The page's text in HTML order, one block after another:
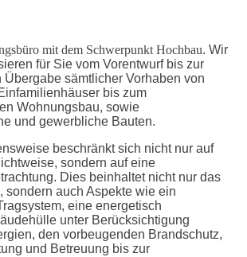
mit dem Schwerpunkt Hochbau. Wir
für Sie vom Vorentwurf bis zur
sämtlicher Vorhaben von
bis zum
Wohnungsbau, sowie
und gewerbliche Bauten.
beschränkt sich nicht nur auf
sondern auf eine
. Dies beinhaltet nicht nur das
sondern auch Aspekte wie ein
eine energetisch
unter Berücksichtigung
den vorbeugenden Brandschutz,
und Betreuung bis zur